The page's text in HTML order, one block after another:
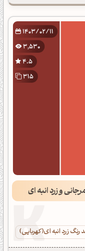
1403/02/11
3,530
4.5
315
و زرد انبه ای
رنگ زرد انبه ای(کهربایی)